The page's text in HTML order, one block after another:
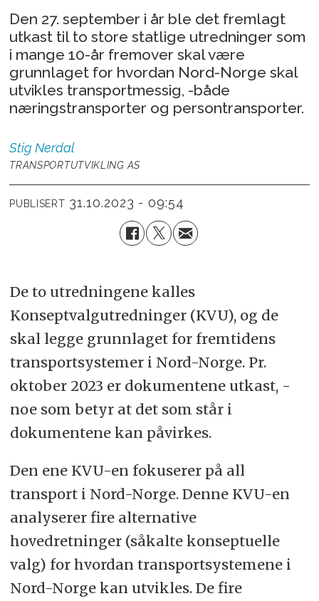
Den 27. september i år ble det fremlagt
utkast til to store statlige utredninger som
i mange 10-år fremover skal være
grunnlaget for hvordan Nord-Norge skal
utvikles transportmessig, -både
næringstransporter og persontransporter.
Stig Nerdal
TRANSPORTUTVIKLING AS
PUBLISERT 31.10.2023 - 09:54
De to utredningene kalles
Konseptvalgutredninger (KVU), og de
skal legge grunnlaget for fremtidens
transportsystemer i Nord-Norge. Pr.
oktober 2023 er dokumentene utkast, -
noe som betyr at det som står i
dokumentene kan påvirkes.
Den ene KVU-en fokuserer på all
transport i Nord-Norge. Denne KVU-en
analyserer fire alternative
hovedretninger (såkalte konseptuelle
valg) for hvordan transportsystemene i
Nord-Norge kan utvikles. De fire